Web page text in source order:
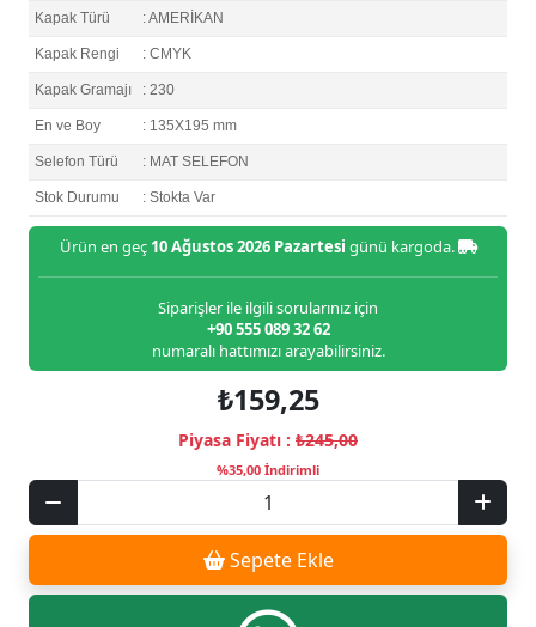
Kapak Türü : AMERİKAN
Kapak Rengi : CMYK
Kapak Gramajı : 230
En ve Boy : 135X195 mm
Selefon Türü : MAT SELEFON
Stok Durumu : Stokta Var
Ürün en geç 10 Ağustos 2026 Pazartesi günü kargoda.
Siparişler ile ilgili sorularınız için
+90 555 089 32 62
numaralı hattımızı arayabilirsiniz.
₺159,25
Piyasa Fiyatı : ₺245,00
%35,00 İndirimli
Sepete Ekle